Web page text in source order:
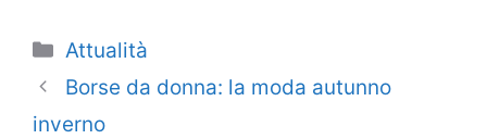
Categorie
Attualità
Borse da donna: la moda autunno
inverno